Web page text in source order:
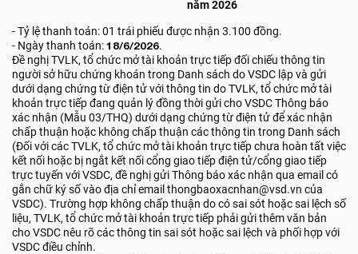
năm 2026
- Tỷ lệ thanh toán: 01 trái phiếu được nhận 3.100 đồng.
- Ngày thanh toán:18/6/2026.
Đề nghị TVLK, tổ chức mở tài khoản trực tiếp đối chiếu thông tin
người sở hữu chứng khoán trong Danh sách do VSDC lập và gửi
dưới dạng chứng từ điện tử với thông tin do TVLK, tổ chức mở tài
khoản trực tiếp đang quản lý đồng thời gửi cho VSDC Thông báo
xác nhận (Mẫu 03/THQ) dưới dạng chứng từ điện tử để xác nhận
chấp thuận hoặc không chấp thuận các thông tin trong Danh sách
(Đối với các TVLK, tổ chức mở tài khoản trực tiếp chưa hoàn tất việc
kết nối hoặc bị ngắt kết nối cổng giao tiếp điện tử/cổng giao tiếp
trực tuyến với VSDC, đề nghị gửi Thông báo xác nhận qua email có
gắn chữ ký số vào địa chỉ email thongbaoxacnhan@vsd.vn của
VSDC). Trường hợp không chấp thuận do có sai sót hoặc sai lệch số
liệu, TVLK, tổ chức mở tài khoản trực tiếp phải gửi thêm văn bản
cho VSDC nêu rõ các thông tin sai sót hoặc sai lệch và phối hợp với
VSDC điều chỉnh.